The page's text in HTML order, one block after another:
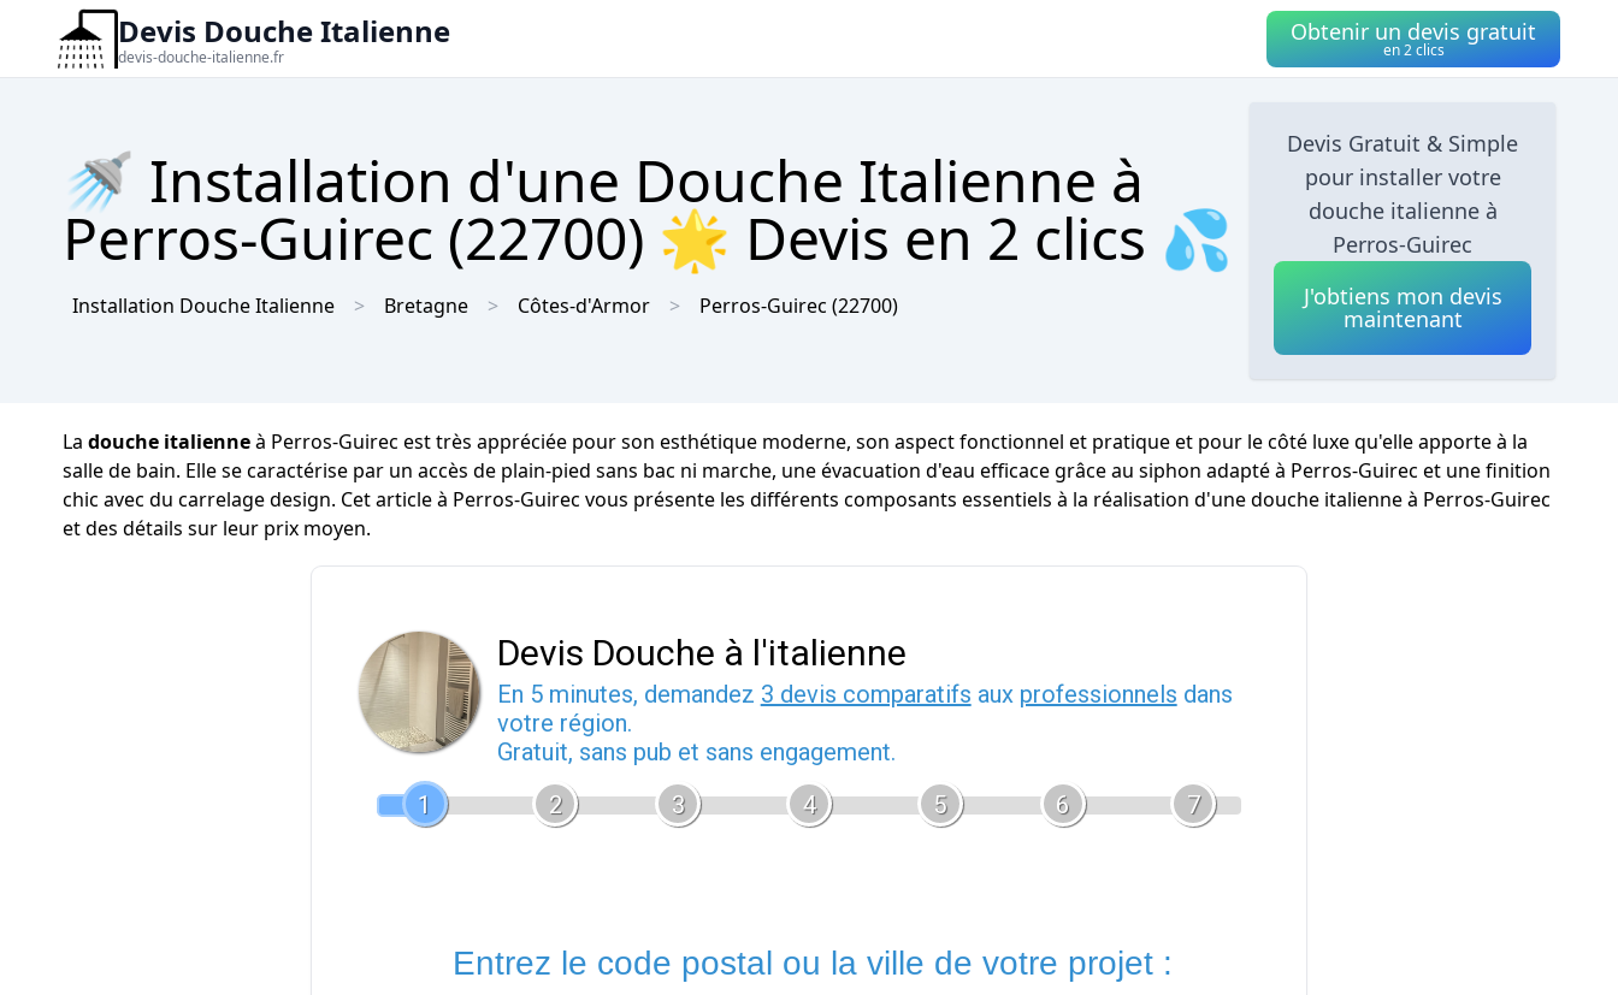
Devis Douche Italienne
devis-douche-italienne.fr
Obtenir un devis gratuit
en 2 clics
🚿 Installation d'une Douche Italienne à
Perros-Guirec (22700) 🌟 Devis en 2 clics 💦
Installation Douche Italienne Bretagne Côtes-d'Armor Perros-Guirec (22700)
Devis Gratuit & Simple
pour installer votre
douche italienne à
Perros-Guirec
J'obtiens mon devis
maintenant
La douche italienneà Perros-Guirec est très appréciée pour son esthétique moderne, son aspect fonctionnel et pratique et pour le côté luxe qu'elle apporte à la
salle de bain. Elle se caractérise par un accès de plain-pied sans bac ni marche, une évacuation d'eau efficace grâce au siphon adapté à Perros-Guirec et une finition
chic avec du carrelage design. Cet article à Perros-Guirec vous présente les différents composants essentiels à la réalisation d'une douche italienne à Perros-Guirec
et des détails sur leur prix moyen.
Devis Douche à l'italienne
En 5 minutes, demandez 3 devis comparatifs aux professionnels dans
votre région.
Gratuit, sans pub et sans engagement.
1
2 3 4 5 6 7
Entrez le code postal ou la ville de votre projet :